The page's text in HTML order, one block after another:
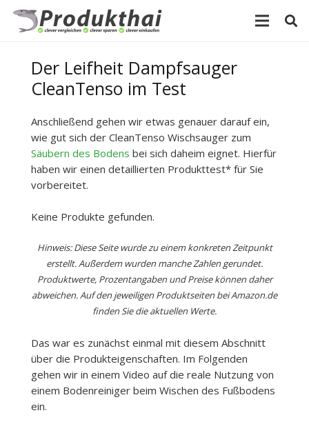
Der Leifheit Dampfsauger
CleanTenso im Test
Anschließend gehen wir etwas genauer darauf ein,
wie gut sich der CleanTenso Wischsauger zum
Säubern des Bodens bei sich daheim eignet. Hierfür
haben wir einen detaillierten Produkttest* für Sie
vorbereitet.
Keine Produkte gefunden.
Hinweis: Diese Seite wurde zu einem konkreten Zeitpunkt
erstellt. Außerdem wurden manche Zahlen gerundet.
Produktwerte, Prozentangaben und Preise können daher
abweichen. Auf den jeweiligen Produktseiten bei Amazon.de
finden Sie die aktuellen Werte.
Das war es zunächst einmal mit diesem Abschnitt
über die Produkteigenschaften. Im Folgenden
gehen wir in einem Video auf die reale Nutzung von
einem Bodenreiniger beim Wischen des Fußbodens
ein.